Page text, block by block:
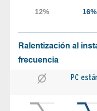
Ralentización al
frecuencia
PC